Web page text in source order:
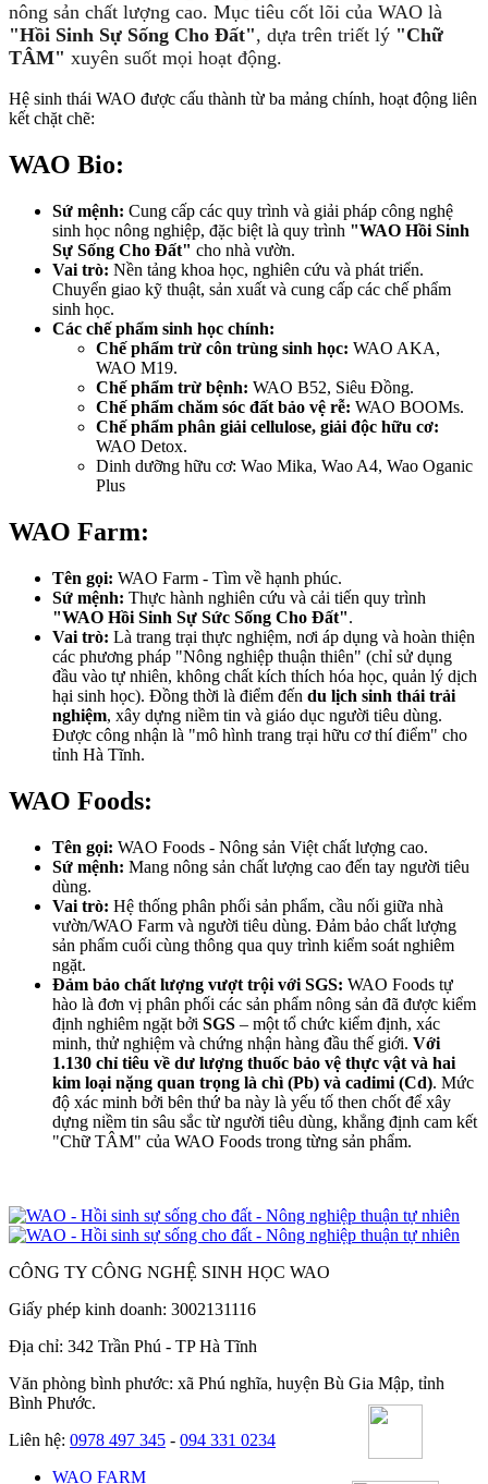
nông sản chất lượng cao. Mục tiêu cốt lõi của WAO là
"Hồi Sinh Sự Sống Cho Đất", dựa trên triết lý "Chữ
TÂM" xuyên suốt mọi hoạt động.
Hệ sinh thái WAO được cấu thành từ ba mảng chính, hoạt động liên
kết chặt chẽ:
WAO Bio:
Sứ mệnh: Cung cấp các quy trình và giải pháp công nghệ
sinh học nông nghiệp, đặc biệt là quy trình "WAO Hồi Sinh
Sự Sống Cho Đất" cho nhà vườn.
Vai trò: Nền tảng khoa học, nghiên cứu và phát triển.
Chuyển giao kỹ thuật, sản xuất và cung cấp các chế phẩm
sinh học.
Các chế phẩm sinh học chính:
Chế phẩm trừ côn trùng sinh học: WAO AKA,
WAO M19.
Chế phẩm trừ bệnh: WAO B52, Siêu Đồng.
Chế phẩm chăm sóc đất bảo vệ rễ: WAO BOOMs.
Chế phẩm phân giải cellulose, giải độc hữu cơ:
WAO Detox.
Dinh dưỡng hữu cơ: Wao Mika, Wao A4, Wao Oganic
Plus
WAO Farm:
Tên gọi: WAO Farm - Tìm về hạnh phúc.
Sứ mệnh: Thực hành nghiên cứu và cải tiến quy trình
"WAO Hồi Sinh Sự Sức Sống Cho Đất".
Vai trò: Là trang trại thực nghiệm, nơi áp dụng và hoàn thiện
các phương pháp "Nông nghiệp thuận thiên" (chỉ sử dụng
đầu vào tự nhiên, không chất kích thích hóa học, quản lý dịch
hại sinh học). Đồng thời là điểm đến du lịch sinh thái trải
nghiệm, xây dựng niềm tin và giáo dục người tiêu dùng.
Được công nhận là "mô hình trang trại hữu cơ thí điểm" cho
tỉnh Hà Tĩnh.
WAO Foods:
Tên gọi: WAO Foods - Nông sản Việt chất lượng cao.
Sứ mệnh: Mang nông sản chất lượng cao đến tay người tiêu
dùng.
Vai trò: Hệ thống phân phối sản phẩm, cầu nối giữa nhà
vườn/WAO Farm và người tiêu dùng. Đảm bảo chất lượng
sản phẩm cuối cùng thông qua quy trình kiểm soát nghiêm
ngặt.
Đảm bảo chất lượng vượt trội với SGS: WAO Foods tự
hào là đơn vị phân phối các sản phẩm nông sản đã được kiểm
định nghiêm ngặt bởi SGS – một tổ chức kiểm định, xác
minh, thử nghiệm và chứng nhận hàng đầu thế giới. Với
1.130 chỉ tiêu về dư lượng thuốc bảo vệ thực vật và hai
kim loại nặng quan trọng là chì (Pb) và cadimi (Cd). Mức
độ xác minh bởi bên thứ ba này là yếu tố then chốt để xây
dựng niềm tin sâu sắc từ người tiêu dùng, khẳng định cam kết
"Chữ TÂM" của WAO Foods trong từng sản phẩm.
CÔNG TY CÔNG NGHỆ SINH HỌC WAO
Giấy phép kinh doanh: 3002131116
Địa chỉ: 342 Trần Phú - TP Hà Tĩnh
Văn phòng bình phước: xã Phú nghĩa, huyện Bù Gia Mập, tỉnh
Bình Phước.
Liên hệ: 0978 497 345 - 094 331 0234
WAO FARM